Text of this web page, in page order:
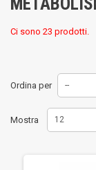
Ci sono 23 prodotti.
Ordina per --
Mostra 12